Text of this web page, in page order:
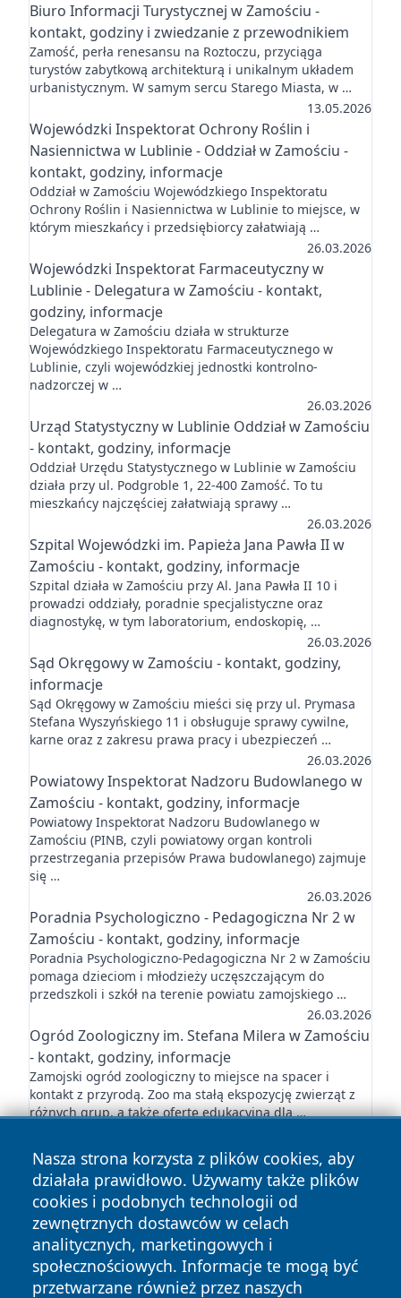
Biuro Informacji Turystycznej w Zamościu -
kontakt, godziny i zwiedzanie z przewodnikiem
Zamość, perła renesansu na Roztoczu, przyciąga
turystów zabytkową architekturą i unikalnym układem
urbanistycznym. W samym sercu Starego Miasta, w …
13.05.2026
Wojewódzki Inspektorat Ochrony Roślin i
Nasiennictwa w Lublinie - Oddział w Zamościu -
kontakt, godziny, informacje
Oddział w Zamościu Wojewódzkiego Inspektoratu
Ochrony Roślin i Nasiennictwa w Lublinie to miejsce, w
którym mieszkańcy i przedsiębiorcy załatwiają …
26.03.2026
Wojewódzki Inspektorat Farmaceutyczny w
Lublinie - Delegatura w Zamościu - kontakt,
godziny, informacje
Delegatura w Zamościu działa w strukturze
Wojewódzkiego Inspektoratu Farmaceutycznego w
Lublinie, czyli wojewódzkiej jednostki kontrolno-
nadzorczej w …
26.03.2026
Urząd Statystyczny w Lublinie Oddział w Zamościu
- kontakt, godziny, informacje
Oddział Urzędu Statystycznego w Lublinie w Zamościu
działa przy ul. Podgroble 1, 22-400 Zamość. To tu
mieszkańcy najczęściej załatwiają sprawy …
26.03.2026
Szpital Wojewódzki im. Papieża Jana Pawła II w
Zamościu - kontakt, godziny, informacje
Szpital działa w Zamościu przy Al. Jana Pawła II 10 i
prowadzi oddziały, poradnie specjalistyczne oraz
diagnostykę, w tym laboratorium, endoskopię, …
26.03.2026
Sąd Okręgowy w Zamościu - kontakt, godziny,
informacje
Sąd Okręgowy w Zamościu mieści się przy ul. Prymasa
Stefana Wyszyńskiego 11 i obsługuje sprawy cywilne,
karne oraz z zakresu prawa pracy i ubezpieczeń …
26.03.2026
Powiatowy Inspektorat Nadzoru Budowlanego w
Zamościu - kontakt, godziny, informacje
Powiatowy Inspektorat Nadzoru Budowlanego w
Zamościu (PINB, czyli powiatowy organ kontroli
przestrzegania przepisów Prawa budowlanego) zajmuje
się …
26.03.2026
Poradnia Psychologiczno - Pedagogiczna Nr 2 w
Zamościu - kontakt, godziny, informacje
Poradnia Psychologiczno-Pedagogiczna Nr 2 w Zamościu
pomaga dzieciom i młodzieży uczęszczającym do
przedszkoli i szkół na terenie powiatu zamojskiego …
26.03.2026
Ogród Zoologiczny im. Stefana Milera w Zamościu
- kontakt, godziny, informacje
Zamojski ogród zoologiczny to miejsce na spacer i
kontakt z przyrodą. Zoo ma stałą ekspozycję zwierząt z
różnych grup, a także ofertę edukacyjną dla …
Nasza strona korzysta z plików cookies, aby
działała prawidłowo. Używamy także plików
cookies i podobnych technologii od
zewnętrznych dostawców w celach
analitycznych, marketingowych i
społecznościowych. Informacje te mogą być
przetwarzane również przez naszych
Copyright © 2026 tuzamosc.pl Wszystkie prawa zastrzeżone.